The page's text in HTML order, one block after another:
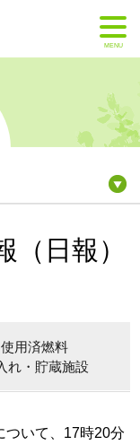
MENU
日報）
使用済燃料
れ・貯蔵施設
ついて、17時20分